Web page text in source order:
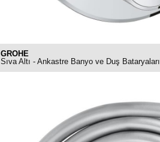
GROHE
Sıva Altı - Ankastre Banyo ve Duş Bataryaları